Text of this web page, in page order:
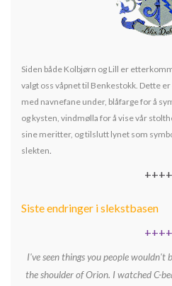
Siden både Kolbjørn og Lill er
valgt oss våpnet til Benkestokk. Dette
med navnefane under, blåfarge for å
og kysten, vindmølla for å vise vår
sine meritter, og tilslutt lynet som
slekten.
++++
Siste endringer i slekstbasen
++++
I've seen things you people wouldn't
the shoulder of Orion. I watched C-